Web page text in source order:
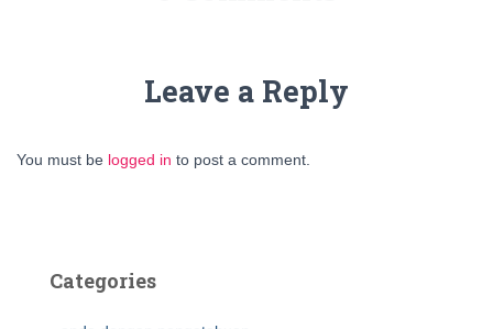
Leave a Reply
You must be logged in to post a comment.
Categories